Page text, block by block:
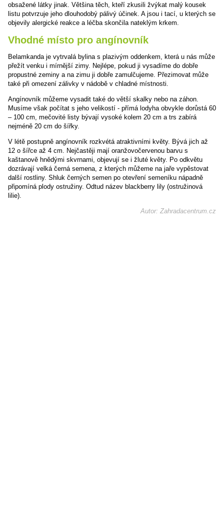
obsažené látky jinak. Většina těch, kteří zkusili žvýkat malý kousek
listu potvrzuje jeho dlouhodobý pálivý účinek. A jsou i tací, u kterých se
objevily alergické reakce a léčba skončila nateklým krkem.
Vhodné místo pro angínovník
Belamkanda je vytrvalá bylina s plazivým oddenkem, která u nás může
přežít venku i mírnější zimy. Nejlépe, pokud ji vysadíme do dobře
propustné zeminy a na zimu ji dobře zamulčujeme. Přezimovat může
také při omezení zálivky v nádobě v chladné místnosti.
Angínovník můžeme vysadit také do větší skalky nebo na záhon.
Musíme však počítat s jeho velikostí - přímá lodyha obvykle dorůstá 60
– 100 cm, mečovité listy bývají vysoké kolem 20 cm a trs zabírá
nejméně 20 cm do šířky.
V létě postupně angínovník rozkvétá atraktivními květy. Bývá jich až
12 o šířce až 4 cm. Nejčastěji mají oranžovočervenou barvu s
kaštanově hnědými skvrnami, objevují se i žluté květy. Po odkvětu
dozrávají velká černá semena, z kterých můžeme na jaře vypěstovat
další rostliny. Shluk černých semen po otevření semeníku nápadně
připomíná plody ostružiny. Odtud název blackberry lily (ostružinová
lilie).
Autor: Zahradacentrum.cz